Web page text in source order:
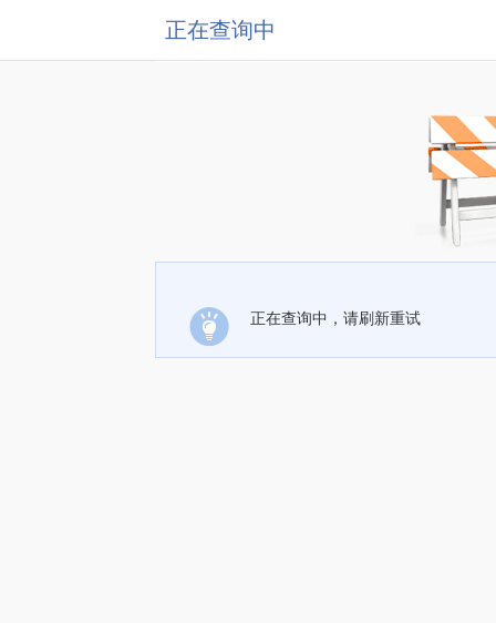
正在查询中
正在查询中，请刷新重试